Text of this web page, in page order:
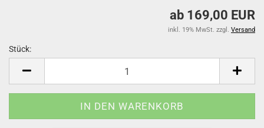
ab 169,00 EUR
inkl. 19% MwSt. zzgl. Versand
Stück: